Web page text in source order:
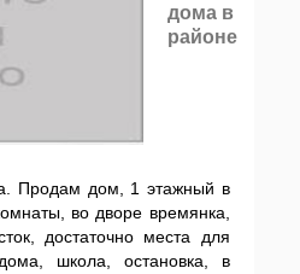
дома в
районе
Продам дом, 1 этажный в
во дворе времянка,
достаточно места для
школа, остановка, в